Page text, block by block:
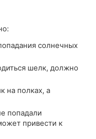
солнечных
шелк, должно
на полках, а
попадали
привести к